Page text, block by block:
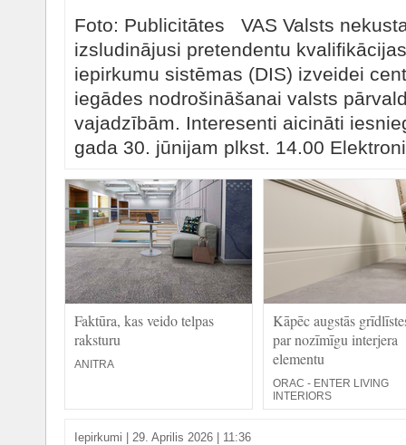
Foto: Publicitātes VAS Valsts
izsludinājusi pretendentu
iepirkumu sistēmas (DIS) izveidei
iegādes nodrošināšanai valsts
vajadzībām. Interesenti aicināti
gada 30. jūnijam plkst. 14.00
Faktūra, kas veido telpas
raksturu
ANITRA
Kāpēc augstās
par nozīmīgu interjera
elementu
ORAC - ENTER LIVING
INTERIORS
Iepirkumi 29. Aprilis 2026 | 11:36